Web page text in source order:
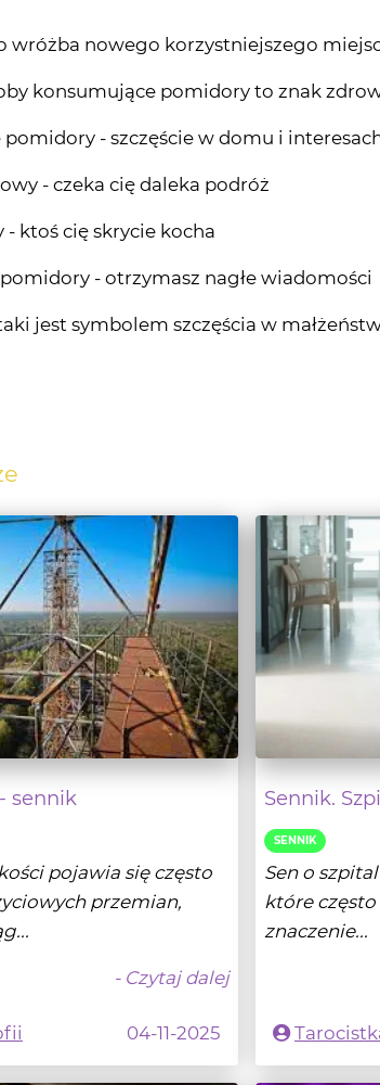
wróżba nowego korzystniejszego
konsumujące pomidory to znak
- szczęście w domu i
- czeka cię daleka podróż
ktoś cię skrycie kocha
- otrzymasz nagłe wiadomości
jest symbolem szczęścia w
sennik
pojawia się często
przemian,
- Czytaj dalej
04-11-2025
Sennik.
SENNIK
Sen o
które
znaczenie...